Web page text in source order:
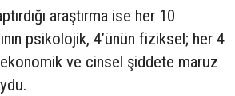
araştırma ise her 10
psikolojik, 4’ünün fiziksel; her 4
ekonomik ve cinsel şiddete maruz